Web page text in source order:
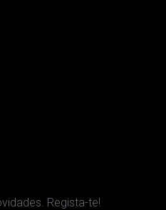
Regista-te!